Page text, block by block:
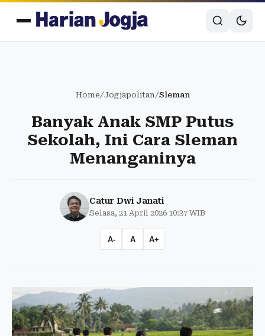
Home/Jogjapolitan/Sleman
Banyak Anak SMP Putus
Sekolah, Ini Cara Sleman
Menanganinya
Catur Dwi Janati
Selasa, 21 April 2026 10:37 WIB
A- A A+